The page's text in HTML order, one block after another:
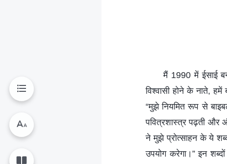
मैं 1990 में ईसाई
विश्वासी होने के नाते,
“मुझे नियमित रूप से
पवित्रशास्त्र पढ़ती और
ने मुझे प्रोत्साहन के ये
उपयोग करेगा।” इन